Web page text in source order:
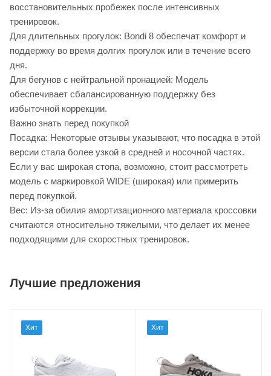
восстановительных пробежек после интенсивных
тренировок.
Для длительных прогулок: Bondi 8 обеспечат комфорт и
поддержку во время долгих прогулок или в течение всего
дня.
Для бегунов с нейтральной пронацией: Модель
обеспечивает сбалансированную поддержку без
избыточной коррекции.
Важно знать перед покупкой
Посадка: Некоторые отзывы указывают, что посадка в этой
версии стала более узкой в средней и носочной частях.
Если у вас широкая стопа, возможно, стоит рассмотреть
модель с маркировкой WIDE (широкая) или примерить
перед покупкой.
Вес: Из-за обилия амортизационного материала кроссовки
считаются относительно тяжелыми, что делает их менее
подходящими для скоростных тренировок.
Лучшие предложения
Хит Хит